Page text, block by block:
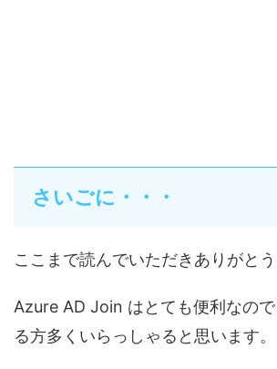
さいごに・・・
ここまで読んでいただきありがとう
Azure AD Join はとても便利なの
る方多くいらっしゃると思います。